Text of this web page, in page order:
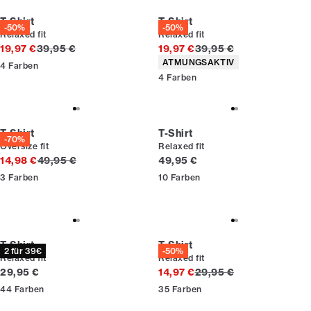
-50%
T-Shirt
Relaxed fit
19,97 €Ursprünglicher Preis
39,95 €
4 Farben
-50%
T-Shirt
Relaxed fit
19,97 €Ursprünglicher Preis
39,95 €
Produkteigenschaften
ATMUNGSAKTIV
4 Farben
-70%
T-Shirt
Oversize fit
14,98 €Ursprünglicher Preis
49,95 €
3 Farben
T-Shirt
Relaxed fit
Preis
49,95 €
10 Farben
2 für 39€
T-Shirt
Relaxed fit
Preis
29,95 €
44 Farben
-50%
T-Shirt
Relaxed fit
14,97 €Ursprünglicher Preis
29,95 €
35 Farben